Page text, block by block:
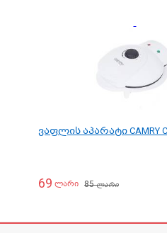
ვაფლის აპარატი CAMRY
69 ლარი 85ლარი